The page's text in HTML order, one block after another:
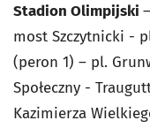
Stadion Olimpijski
most Szczytnicki -
(peron 1) – pl.
Społeczny -
Kazimierza